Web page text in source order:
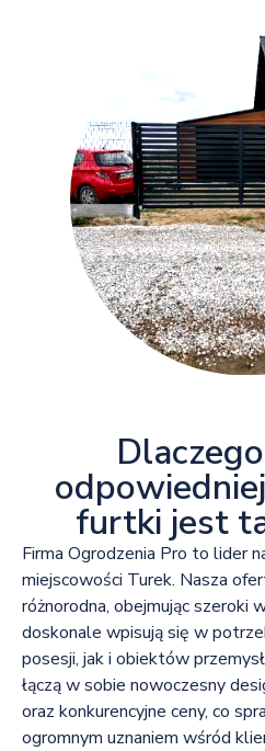
furtki jest
Firma Ogrodzenia Pro to lider
miejscowości Turek. Nasza
różnorodna, obejmując szeroki
doskonale wpisują się w
posesji, jak i obiektów
łączą w sobie nowoczesny
oraz konkurencyjne ceny, co
ogromnym uznaniem wśród